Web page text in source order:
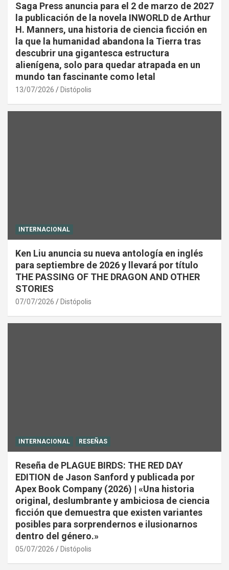
Saga Press anuncia para el 2 de marzo de 2027
la publicación de la novela INWORLD de Arthur
H. Manners, una historia de ciencia ficción en
la que la humanidad abandona la Tierra tras
descubrir una gigantesca estructura
alienígena, solo para quedar atrapada en un
mundo tan fascinante como letal
13/07/2026 Distópolis
INTERNACIONAL
Ken Liu anuncia su nueva antología en inglés
para septiembre de 2026 y llevará por título
THE PASSING OF THE DRAGON AND OTHER
STORIES
07/07/2026 Distópolis
INTERNACIONAL RESEÑAS
Reseña de PLAGUE BIRDS: THE RED DAY
EDITION de Jason Sanford y publicada por
Apex Book Company (2026) | «Una historia
original, deslumbrante y ambiciosa de ciencia
ficción que demuestra que existen variantes
posibles para sorprendernos e ilusionarnos
dentro del género.»
05/07/2026 Distópolis